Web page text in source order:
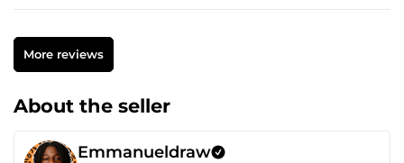
More reviews
About the seller
Emmanueldraw